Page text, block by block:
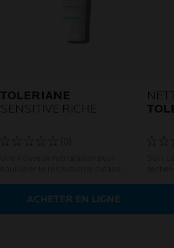
TOLERIANE
SENSITIVE RICHE
(0)
ACHETER EN LIGNE